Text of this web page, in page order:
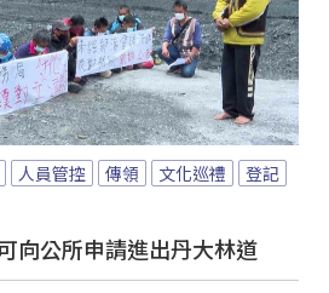
人員管控 傳領 文化巡禮
登記
向公所申請進出丹大林道